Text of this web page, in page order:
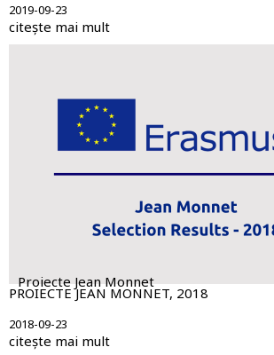
2019-09-23
citește mai mult
Proiecte Jean Monnet
PROIECTE JEAN MONNET, 2018
2018-09-23
citește mai mult